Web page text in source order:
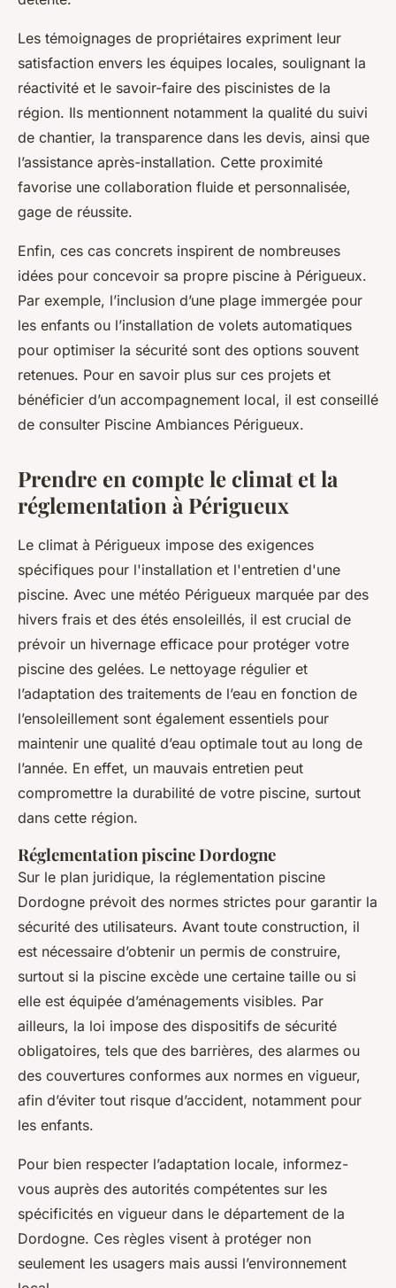
Les témoignages de propriétaires expriment leur
satisfaction envers les équipes locales, soulignant la
réactivité et le savoir-faire des piscinistes de la
région. Ils mentionnent notamment la qualité du suivi
de chantier, la transparence dans les devis, ainsi que
l’assistance après-installation. Cette proximité
favorise une collaboration fluide et personnalisée,
gage de réussite.
Enfin, ces cas concrets inspirent de nombreuses
idées pour concevoir sa propre piscine à Périgueux.
Par exemple, l’inclusion d’une plage immergée pour
les enfants ou l’installation de volets automatiques
pour optimiser la sécurité sont des options souvent
retenues. Pour en savoir plus sur ces projets et
bénéficier d’un accompagnement local, il est conseillé
de consulter Piscine Ambiances Périgueux.
Prendre en compte le climat et la
réglementation à Périgueux
Le climat à Périgueux impose des exigences
spécifiques pour l'installation et l'entretien d'une
piscine. Avec une météo Périgueux marquée par des
hivers frais et des étés ensoleillés, il est crucial de
prévoir un hivernage efficace pour protéger votre
piscine des gelées. Le nettoyage régulier et
l’adaptation des traitements de l’eau en fonction de
l’ensoleillement sont également essentiels pour
maintenir une qualité d’eau optimale tout au long de
l’année. En effet, un mauvais entretien peut
compromettre la durabilité de votre piscine, surtout
dans cette région.
Réglementation piscine Dordogne
Sur le plan juridique, la réglementation piscine
Dordogne prévoit des normes strictes pour garantir la
sécurité des utilisateurs. Avant toute construction, il
est nécessaire d’obtenir un permis de construire,
surtout si la piscine excède une certaine taille ou si
elle est équipée d’aménagements visibles. Par
ailleurs, la loi impose des dispositifs de sécurité
obligatoires, tels que des barrières, des alarmes ou
des couvertures conformes aux normes en vigueur,
afin d’éviter tout risque d’accident, notamment pour
les enfants.
Pour bien respecter l’adaptation locale, informez-
vous auprès des autorités compétentes sur les
spécificités en vigueur dans le département de la
Dordogne. Ces règles visent à protéger non
seulement les usagers mais aussi l’environnement